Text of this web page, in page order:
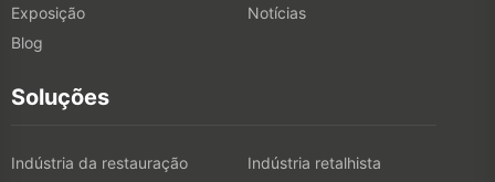
Exposição
Notícias
Blog
Soluções
Indústria da restauração
Indústria retalhista